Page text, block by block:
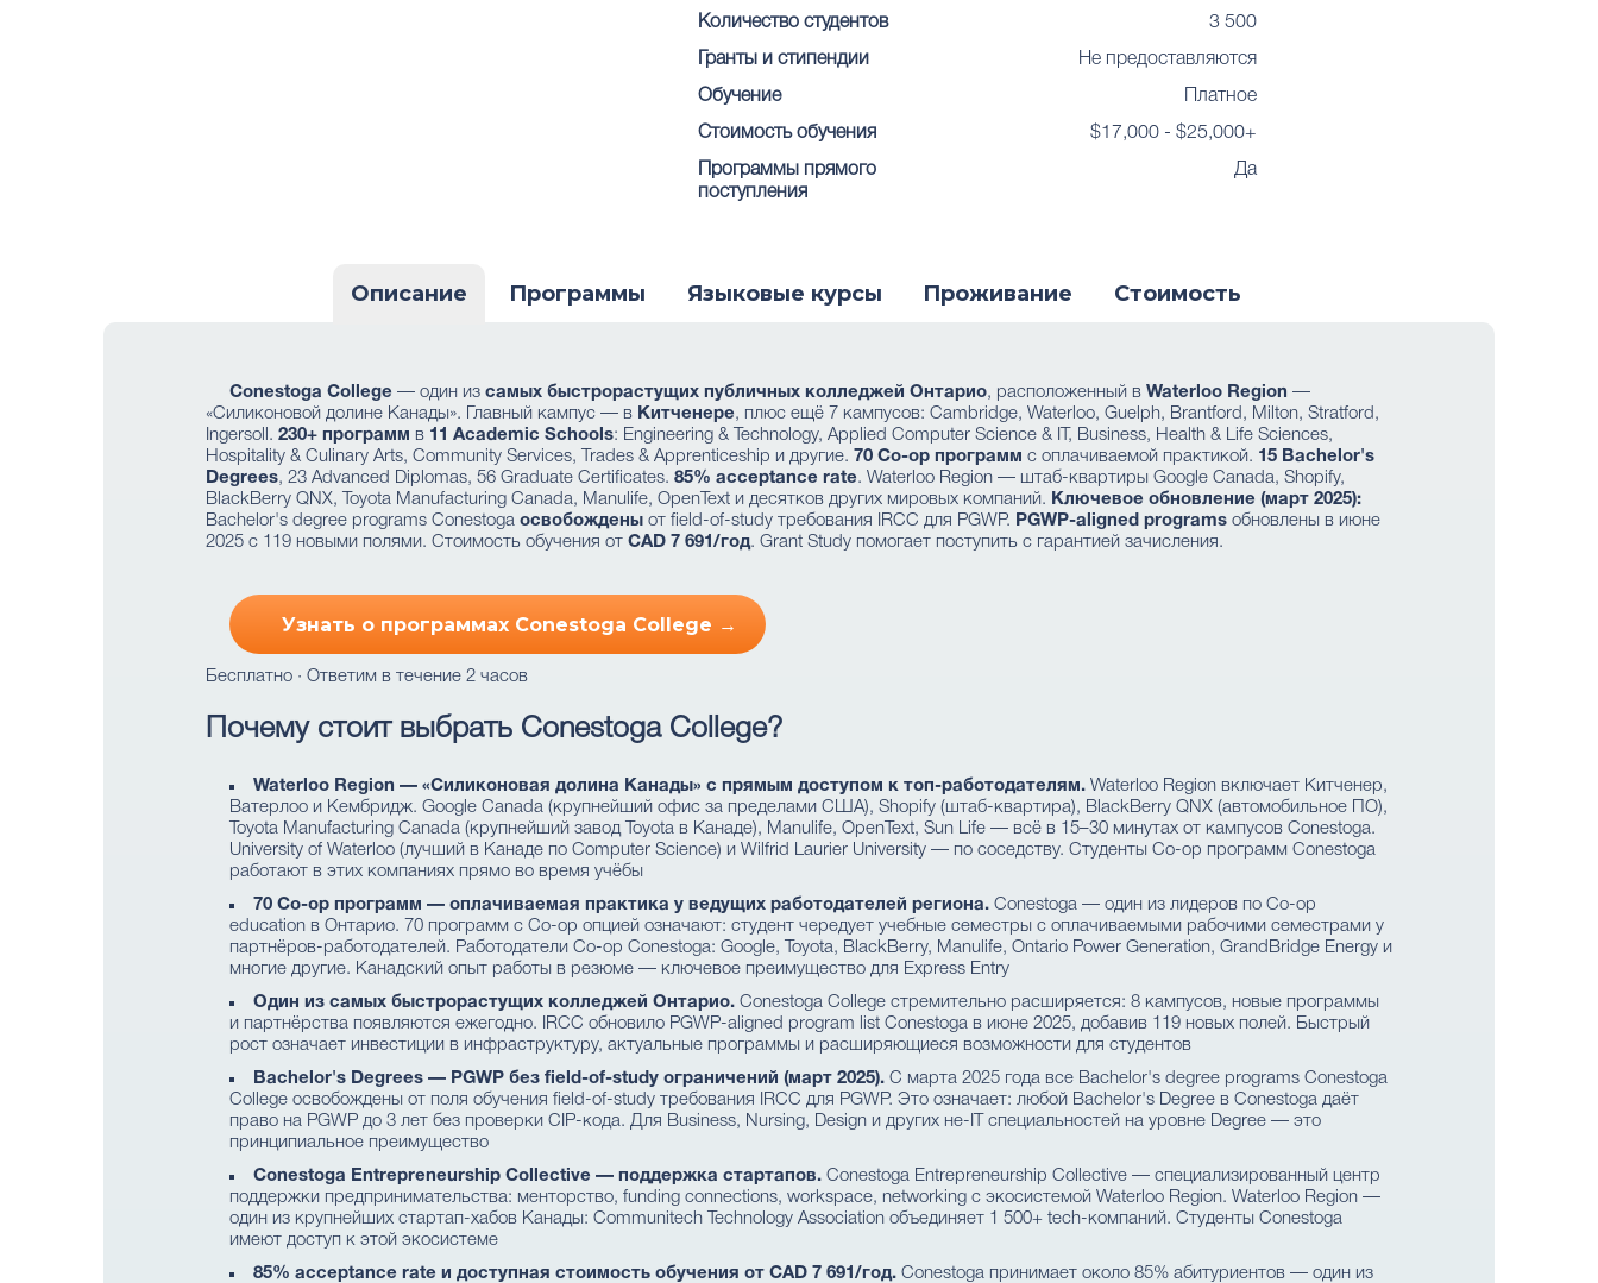
Количество студентов 3 500
Гранты и стипендии Не предоставляются
Обучение Платное
Стоимость обучения $17,000 - $25,000+
Программы прямого
поступления
Да
Описание Программы Языковые курсы Проживание Стоимость
Conestoga College — один из самых быстрорастущих публичных колледжей Онтарио, расположенный в Waterloo Region —
«Силиконовой долине Канады». Главный кампус — в Китченере, плюс ещё 7 кампусов: Cambridge, Waterloo, Guelph, Brantford, Milton, Stratford,
Ingersoll. 230+ программ в 11 Academic Schools: Engineering & Technology, Applied Computer Science & IT, Business, Health & Life Sciences,
Hospitality & Culinary Arts, Community Services, Trades & Apprenticeship и другие. 70 Co-op программ с оплачиваемой практикой. 15 Bachelor's
Degrees, 23 Advanced Diplomas, 56 Graduate Certificates. 85% acceptance rate. Waterloo Region — штаб-квартиры Google Canada, Shopify,
BlackBerry QNX, Toyota Manufacturing Canada, Manulife, OpenText и десятков других мировых компаний. Ключевое обновление (март 2025):
Bachelor's degree programs Conestoga освобождены от field-of-study требования IRCC для PGWP. PGWP-aligned programs обновлены в июне
2025 с 119 новыми полями. Стоимость обучения от CAD 7 691/год. Grant Study помогает поступить с гарантией зачисления.
Узнать о программах Conestoga College →
Бесплатно · Ответим в течение 2 часов
Почему стоит выбрать Conestoga College?
Waterloo Region — «Силиконовая долина Канады» с прямым доступом к топ-работодателям. Waterloo Region включает Китченер,
Ватерлоо и Кембридж. Google Canada (крупнейший офис за пределами США), Shopify (штаб-квартира), BlackBerry QNX (автомобильное ПО),
Toyota Manufacturing Canada (крупнейший завод Toyota в Канаде), Manulife, OpenText, Sun Life — всё в 15–30 минутах от кампусов Conestoga.
University of Waterloo (лучший в Канаде по Computer Science) и Wilfrid Laurier University — по соседству. Студенты Co-op программ Conestoga
работают в этих компаниях прямо во время учёбы
70 Co-op программ — оплачиваемая практика у ведущих работодателей региона. Conestoga — один из лидеров по Co-op
education в Онтарио. 70 программ с Co-op опцией означают: студент чередует учебные семестры с оплачиваемыми рабочими семестрами у
партнёров-работодателей. Работодатели Co-op Conestoga: Google, Toyota, BlackBerry, Manulife, Ontario Power Generation, GrandBridge Energy и
многие другие. Канадский опыт работы в резюме — ключевое преимущество для Express Entry
Один из самых быстрорастущих колледжей Онтарио. Conestoga College стремительно расширяется: 8 кампусов, новые программы
и партнёрства появляются ежегодно. IRCC обновило PGWP-aligned program list Conestoga в июне 2025, добавив 119 новых полей. Быстрый
рост означает инвестиции в инфраструктуру, актуальные программы и расширяющиеся возможности для студентов
Bachelor's Degrees — PGWP без field-of-study ограничений (март 2025). С марта 2025 года все Bachelor's degree programs Conestoga
College освобождены от поля обучения field-of-study требования IRCC для PGWP. Это означает: любой Bachelor's Degree в Conestoga даёт
право на PGWP до 3 лет без проверки CIP-кода. Для Business, Nursing, Design и других не-IT специальностей на уровне Degree — это
принципиальное преимущество
Conestoga Entrepreneurship Collective — поддержка стартапов. Conestoga Entrepreneurship Collective — специализированный центр
поддержки предпринимательства: менторство, funding connections, workspace, networking с экосистемой Waterloo Region. Waterloo Region —
один из крупнейших стартап-хабов Канады: Communitech Technology Association объединяет 1 500+ tech-компаний. Студенты Conestoga
имеют доступ к этой экосистеме
85% acceptance rate и доступная стоимость обучения от CAD 7 691/год. Conestoga принимает около 85% абитуриентов — один из